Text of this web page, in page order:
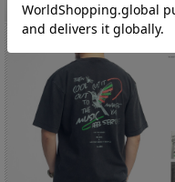
こちらもオススメです。